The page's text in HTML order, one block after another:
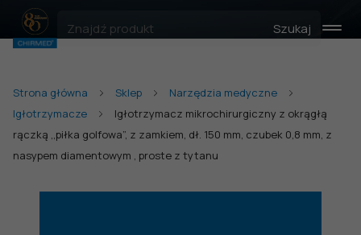
Szukaj
Strona główna Sklep
Narzędzia medyczne
Igłotrzymacze
Igłotrzymacz mikrochirurgiczny z okrągłą
rączką ,,piłka golfowa”, z zamkiem, dł. 150 mm, czubek 0,8 mm, z
nasypem diamentowym , proste z tytanu